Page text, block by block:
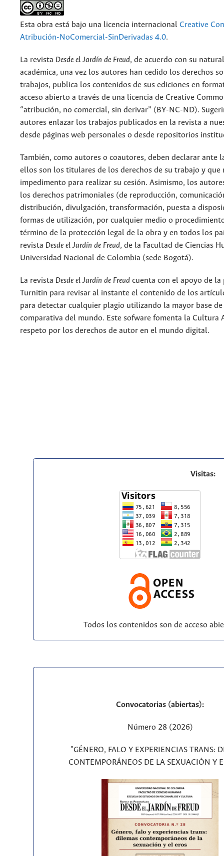
Esta obra está bajo una licencia internacional Creative
Atribución-NoComercial-SinDerivadas 4.0.
La revista Desde el Jardín de Freud, de acuerdo con su
académica, una vez los autores han cedido los derechos
trabajos, publica los contenidos de sus ediciones en
acceso abierto a través de una licencia de Creative
“atribución, no comercial, sin derivar” (BY-NC-ND).
autores enlazar los trabajos publicados en la revista a
desde páginas web personales o desde repositorios
También, como autores o coautores, deben declarar ante
ellos son los titulares de los derechos de su trabajo y que
impedimento para realizar su cesión. Asimismo, los
los derechos patrimoniales (de reproducción,
distribución, divulgación, transformación, puesta a
formas de utilización, por cualquier medio o
término de la protección legal de la obra y en todos los
revista Desde el Jardín de Freud, de la Facultad de Ciencias
Universidad Nacional de Colombia (sede Bogotá).
La revista Desde el Jardín de Freud cuenta con el apoyo de
Turnitin para revisar al instante el contenido de los
para detectar cualquier plagio utilizando la mayor base
comparativa del mundo. Este sofware fomenta la Cultura
respeto por los derechos de autor en el mundo digital.
Visitas:
Todos los contenidos son de acceso
Convocatorias (abiertas):
Número 28 (2026)
"GÉNERO, FALO Y EXPERIENCIAS TRANS:
CONTEMPORÁNEOS DE LA SEXUACIÓN Y